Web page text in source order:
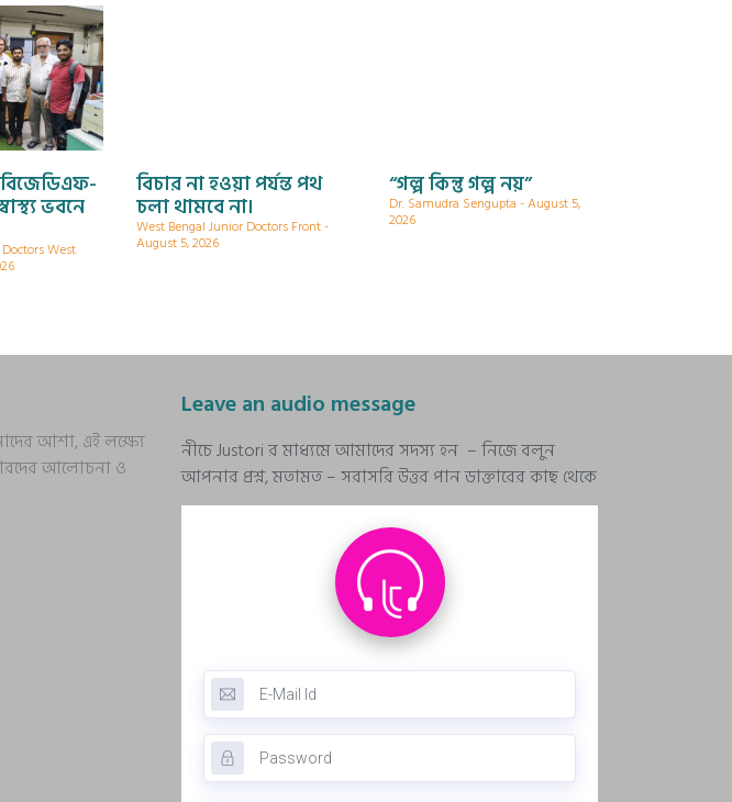
ভবনে
West
বিচার না হওয়া পর্যন্ত পথ
চলা থামবে না।
West Bengal Junior Doctors Front
August 5, 2026
“গল্প কিন্তু গল্প নয়”
Dr. Samudra Sengupta August 5,
2026
আশা, এই লক্ষ্যে
আলোচনা ও
Leave an audio message
নীচে Justori র মাধ্যমে আমাদের সদস্য হন – নিজে বলুন
আপনার প্রশ্ন, মতামত – সরাসরি উত্তর পান ডাক্তারের কাছ থেকে